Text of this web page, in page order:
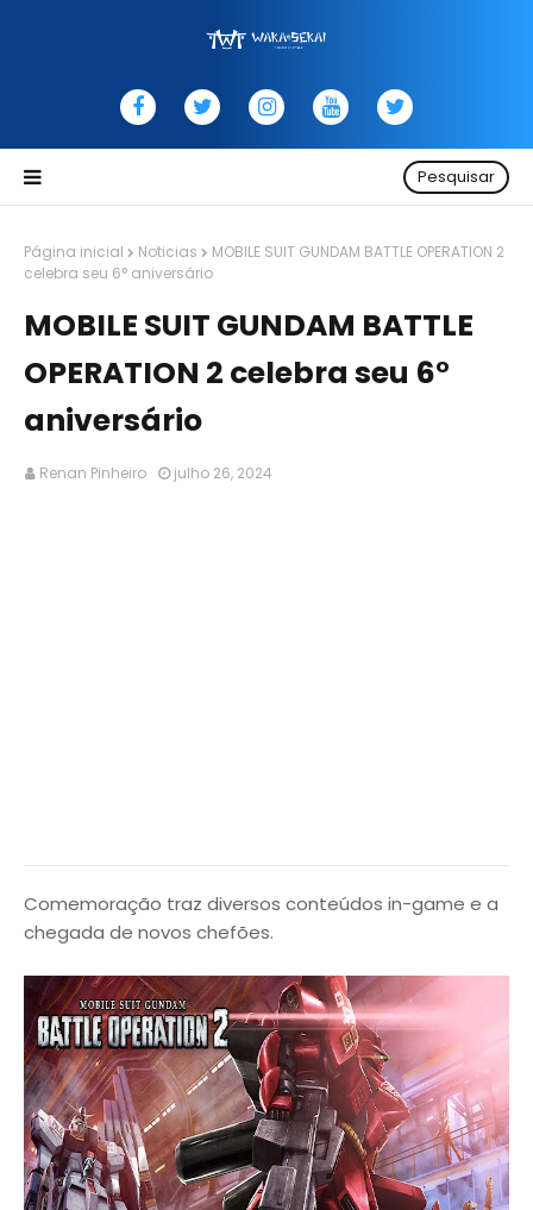
Pesquisar
Página inicial Noticias
MOBILE SUIT GUNDAM BATTLE OPERATION 2
celebra seu 6° aniversário
MOBILE SUIT GUNDAM BATTLE
OPERATION 2 celebra seu 6°
aniversário
Renan Pinheiro julho 26, 2024
Comemoração traz diversos conteúdos in-game e a
chegada de novos chefões.